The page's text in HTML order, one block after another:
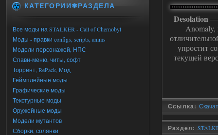
Desolation —
Anomaly,
упростит
текущей
Ссылка:
Раздел:
КАТЕГОРИИ✾РАЗДЕЛА
Все моды на STALKER - Call of Chernobyl
Моды - правки configs, scripts, anims
Модели персонажей, НПС
Спавн-меню, читы, софт
Торрент, RePack, Мод
Геймплейные моды
Графические моды
Текстурные моды
Оружейные моды
Модели мутантов
Сборки, солянки